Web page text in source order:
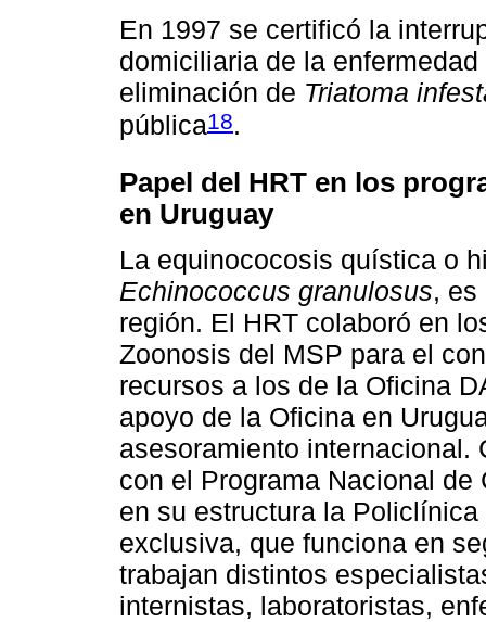
En 1997 se certificó la
domiciliaria de la
eliminación de Triatoma
pública18.
Papel del HRT en los
en Uruguay
La equinococosis quística o
Echinococcus granulosus, es
región. El HRT colaboró en
Zoonosis del MSP para el
recursos a los de la Oficina
apoyo de la Oficina en
asesoramiento internacional.
con el Programa Nacional
en su estructura la
exclusiva, que funciona en
trabajan distintos
internistas, laboratoristas,